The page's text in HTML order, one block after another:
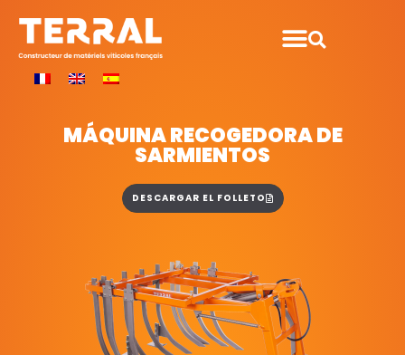
MÁQUINA RECOGEDORA DE
SARMIENTOS
DESCARGAR EL FOLLETO